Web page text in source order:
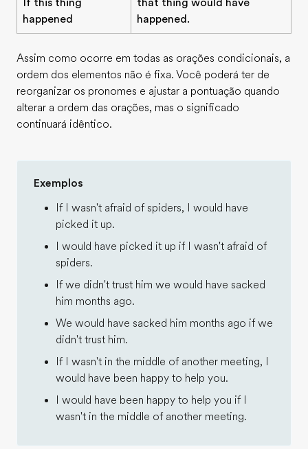
If this thing
happened
that thing would have
happened.
Assim como ocorre em todas as orações condicionais, a
ordem dos elementos não é fixa. Você poderá ter de
reorganizar os pronomes e ajustar a pontuação quando
alterar a ordem das orações, mas o significado
continuará idêntico.
Exemplos
If I wasn't afraid of spiders, I would have
picked it up.
I would have picked it up if I wasn't afraid of
spiders.
If we didn't trust him we would have sacked
him months ago.
We would have sacked him months ago if we
didn't trust him.
If I wasn't in the middle of another meeting, I
would have been happy to help you.
I would have been happy to help you if I
wasn't in the middle of another meeting.